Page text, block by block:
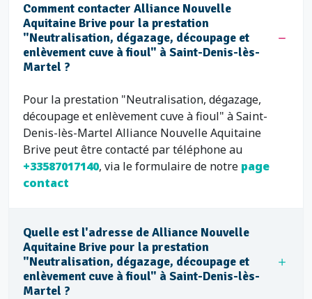
Comment contacter Alliance Nouvelle
Aquitaine Brive pour la prestation
"Neutralisation, dégazage, découpage et
enlèvement cuve à fioul" à Saint-Denis-lès-
Martel ?
Pour la prestation "Neutralisation, dégazage,
découpage et enlèvement cuve à fioul" à Saint-
Denis-lès-Martel Alliance Nouvelle Aquitaine
Brive peut être contacté par téléphone au
+33587017140, via le formulaire de notre page
contact
Quelle est l'adresse de Alliance Nouvelle
Aquitaine Brive pour la prestation
"Neutralisation, dégazage, découpage et
enlèvement cuve à fioul" à Saint-Denis-lès-
Martel ?